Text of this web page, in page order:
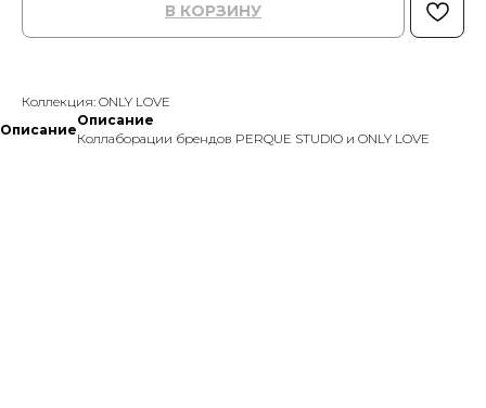
В КОРЗИНУ
Коллекция: ONLY LOVE
Описание
Описание
Коллаборации брендов PERQUE STUDIO и ONLY LOVE